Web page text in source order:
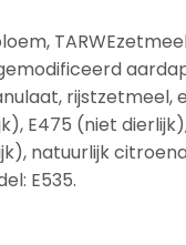
rijstzetmeel,
E475 (niet
natuurlijk
E535.